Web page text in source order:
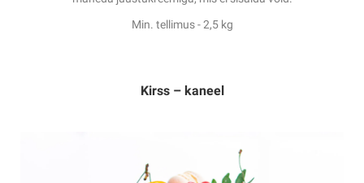
Min. tellimus - 2,5 kg
Kirss – kaneel